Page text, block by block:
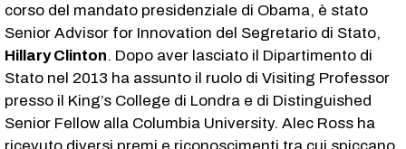
corso del mandato presidenziale di Obama, è stato
Senior Advisor for Innovation del Segretario di Stato,
Hillary Clinton. Dopo aver lasciato il Dipartimento di
Stato nel 2013 ha assunto il ruolo di Visiting Professor
presso il King’s College di Londra e di Distinguished
Senior Fellow alla Columbia University. Alec Ross ha
ricevuto diversi premi e riconoscimenti tra cui spiccano